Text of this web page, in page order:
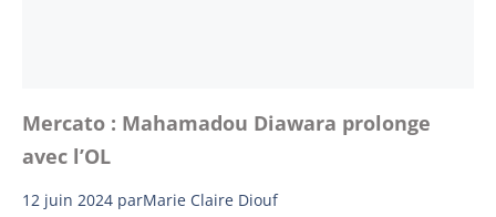
Mercato : Mahamadou Diawara prolonge
avec l’OL
12 juin 2024 parMarie Claire Diouf